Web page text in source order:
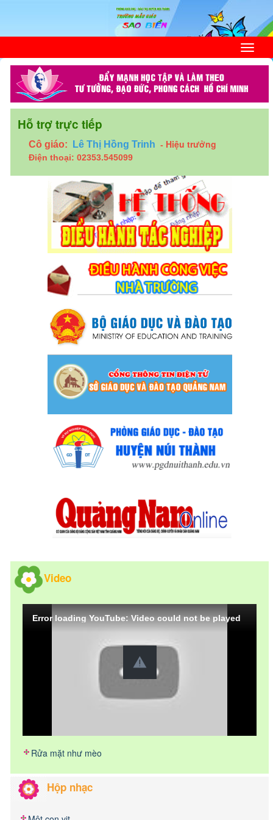
Hỗ trợ trực tiếp
Cô giáo: Lê Thị Hồng Trinh - Hiệu trưởng
Điện thoại: 02353.545099
Video
Error loading YouTube: Video could not be played
Rửa mặt như mèo
Hộp nhạc